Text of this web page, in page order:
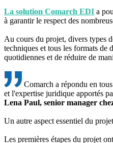
La solution Comarch EDI a
à garantir le respect des
Au cours du projet, divers types
techniques et tous les formats de
quotidiennes et de réduire de
Comarch a répondu en
et l'expertise juridique apportés
Lena Paul, senior manager
Un autre aspect essentiel du
Les premières étapes du projet